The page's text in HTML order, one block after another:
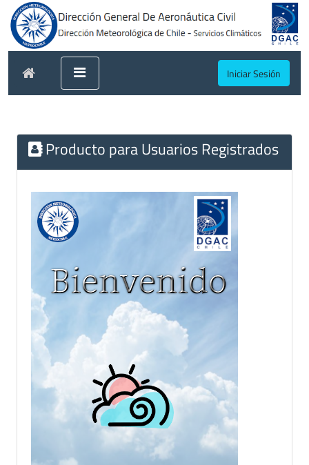
Iniciar Sesión
Producto para Usuarios Registrados